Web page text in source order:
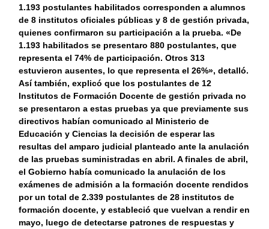
1.193 postulantes habilitados corresponden a alumnos
de 8 institutos oficiales públicas y 8 de gestión privada,
quienes confirmaron su participación a la prueba. «De
1.193 habilitados se presentaro 880 postulantes, que
representa el 74% de participación. Otros 313
estuvieron ausentes, lo que representa el 26%», detalló.
Así también, explicó que los postulantes de 12
Institutos de Formación Docente de gestión privada no
se presentaron a estas pruebas ya que previamente sus
directivos habían comunicado al Ministerio de
Educación y Ciencias la decisión de esperar las
resultas del amparo judicial planteado ante la anulación
de las pruebas suministradas en abril. A finales de abril,
el Gobierno había comunicado la anulación de los
exámenes de admisión a la formación docente rendidos
por un total de 2.339 postulantes de 28 institutos de
formación docente, y estableció que vuelvan a rendir en
mayo, luego de detectarse patrones de respuestas y